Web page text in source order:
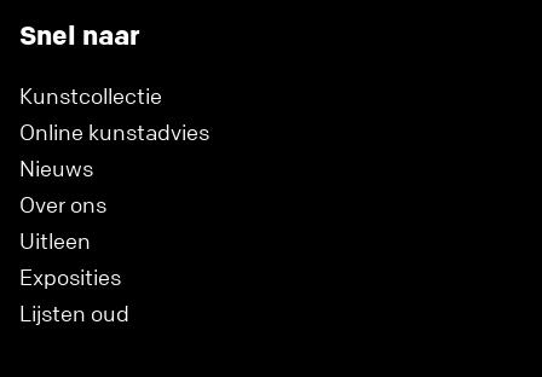
Snel naar
Kunstcollectie
Online kunstadvies
Nieuws
Over ons
Uitleen
Exposities
Lijsten oud